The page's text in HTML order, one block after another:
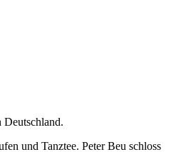
und Tanztee. Peter Beu schloss